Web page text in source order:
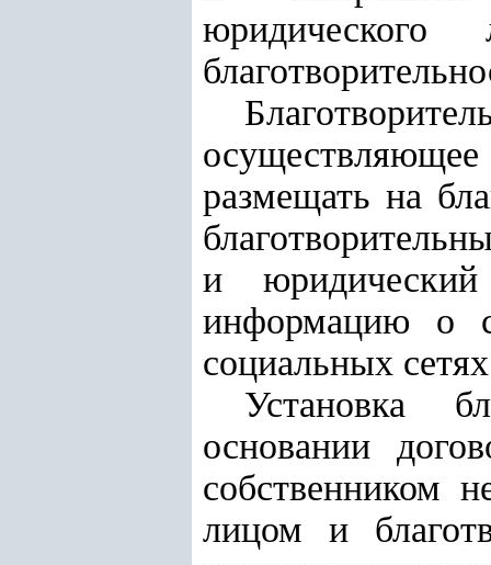
размещать на
и
информацию о
социальных
Установка
основании
собственником
лицом и